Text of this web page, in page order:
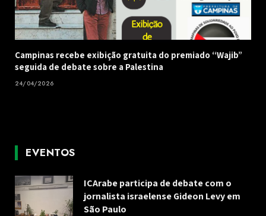
Campinas recebe exibição gratuita do premiado “Wajib”
seguida de debate sobre a Palestina
24/04/2026
EVENTOS
ICArabe participa de debate com o
jornalista israelense Gideon Levy em
São Paulo